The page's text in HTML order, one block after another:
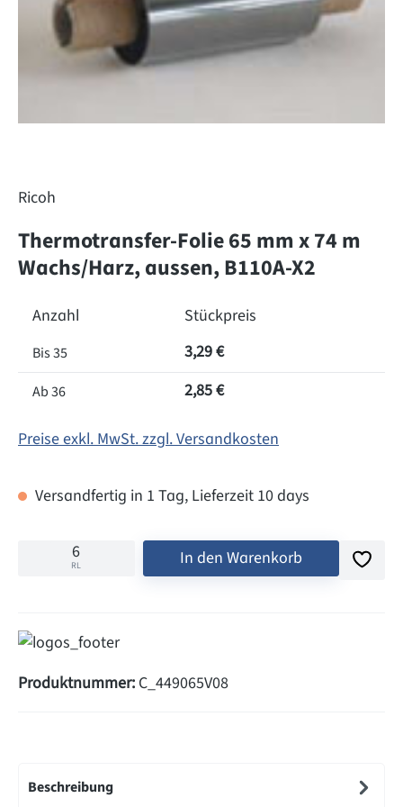
Ricoh
Thermotransfer-Folie 65 mm x 74 m
Wachs/Harz, aussen, B110A-X2
Anzahl Stückpreis
Bis35 3,29 €
Ab36 2,85 €
Preise exkl. MwSt. zzgl. Versandkosten
Versandfertig in 1 Tag, Lieferzeit 10 days
RL In den Warenkorb
Produktnummer: C_449065V08
Beschreibung